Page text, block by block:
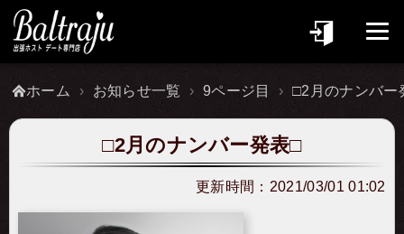
ホーム お知らせ一覧 9ページ目 □2月のナンバー
□2月のナンバー発表□
更新時間： 2021/03/01 01:02